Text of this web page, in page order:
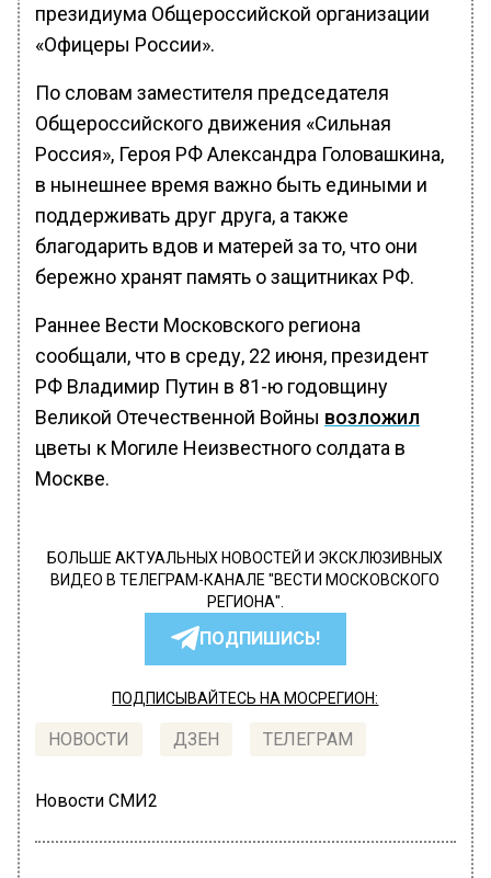
президиума Общероссийской организации
«Офицеры России».
По словам заместителя председателя
Общероссийского движения «Сильная
Россия», Героя РФ Александра Головашкина,
в нынешнее время важно быть едиными и
поддерживать друг друга, а также
благодарить вдов и матерей за то, что они
бережно хранят память о защитниках РФ.
Раннее Вести Московского региона
сообщали, что в среду, 22 июня, президент
РФ Владимир Путин в 81-ю годовщину
Великой Отечественной Войны возложил
цветы к Могиле Неизвестного солдата в
Москве.
БОЛЬШЕ АКТУАЛЬНЫХ НОВОСТЕЙ И ЭКСКЛЮЗИВНЫХ
ВИДЕО В ТЕЛЕГРАМ-КАНАЛЕ "ВЕСТИ МОСКОВСКОГО
РЕГИОНА".
ПОДПИШИСЬ!
ПОДПИСЫВАЙТЕСЬ НА МОСРЕГИОН:
НОВОСТИ ДЗЕН ТЕЛЕГРАМ
Новости СМИ2